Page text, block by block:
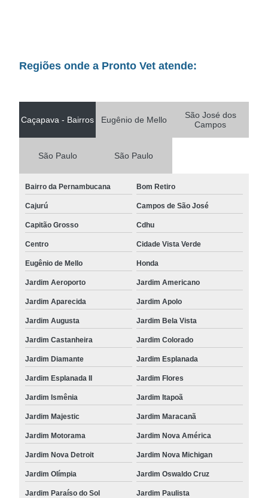
Regiões onde a Pronto Vet atende:
Caçapava - Bairros Eugênio de Mello
São José dos
Campos
São Paulo São Paulo
Bairro da Pernambucana Bom Retiro
Cajurú Campos de São José
Capitão Grosso Cdhu
Centro Cidade Vista Verde
Eugênio de Mello Honda
Jardim Aeroporto Jardim Americano
Jardim Aparecida Jardim Apolo
Jardim Augusta Jardim Bela Vista
Jardim Castanheira Jardim Colorado
Jardim Diamante Jardim Esplanada
Jardim Esplanada II Jardim Flores
Jardim Ismênia Jardim Itapoã
Jardim Majestic Jardim Maracanã
Jardim Motorama Jardim Nova América
Jardim Nova Detroit Jardim Nova Michigan
Jardim Olímpia Jardim Oswaldo Cruz
Jardim Paraíso do Sol Jardim Paulista